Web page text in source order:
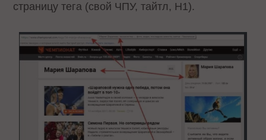
страницу тега (свой ЧПУ, тайтл, Н1).